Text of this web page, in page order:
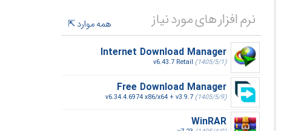
نرم افزار های مورد نیاز
همه موارد
Internet Download Manager
v6.43.7 Retail (1405/5/1)
Free Download Manager
v6.34.4.6974 x86/x64 + v3.9.7 (1405/5/9)
WinRAR